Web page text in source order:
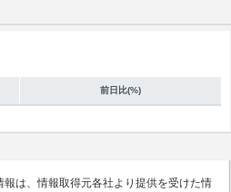
前日比(%)
は、情報取得元各社より提供を受けた情